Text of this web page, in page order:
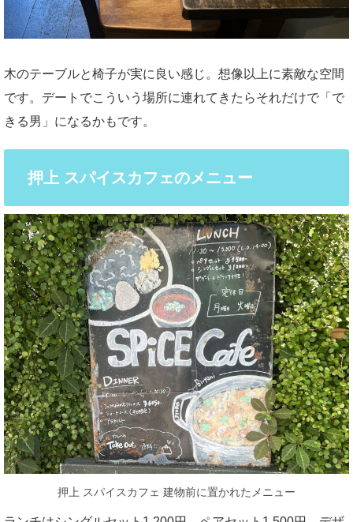
木のテーブルと椅子が実に良い感じ。想像以上に素敵な空間
です。デートでこういう場所に連れてきたらそれだけで「で
きる男」になるかもです。
押上 スパイスカフェのメニュー
押上 スパイスカフェ 建物前に置かれたメニュー